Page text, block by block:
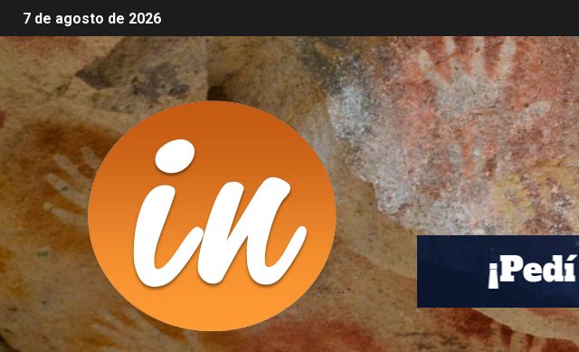
7 de agosto de 2026